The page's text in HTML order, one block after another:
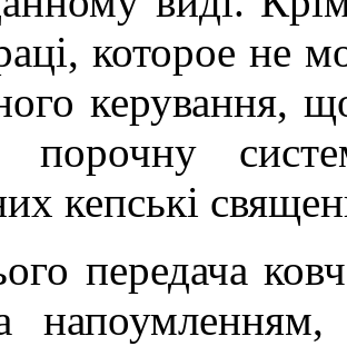
которое не
керування,
порочну
кепські
передача